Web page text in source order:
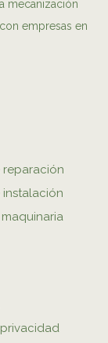
mecanización
empresas en
reparación
instalación